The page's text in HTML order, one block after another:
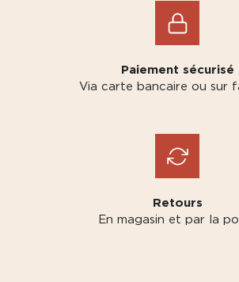
Paiement sécurisé
Via carte bancaire ou sur
Retours
En magasin et par la